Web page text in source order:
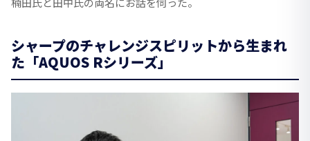
シャープのチャレンジスピリットから生まれ
た「AQUOS Rシリーズ」